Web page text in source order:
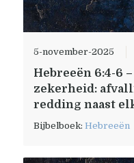
5-november-2025
Hebreeën 6:4-6
zekerheid:
redding naast
Bijbelboek:Hebreeën